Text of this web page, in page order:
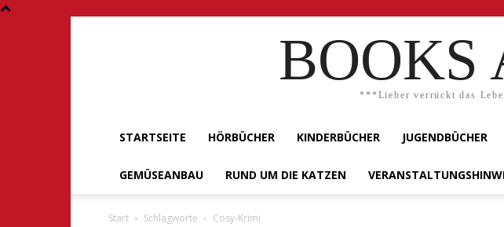
BOOKS
***Lieber verrückt das
STARTSEITE HÖRBÜCHER KINDERBÜCHER JUGENDBÜCHER
GEMÜSEANBAU RUND UM DIE KATZEN
Start Schlagworte Cosy-Krimi